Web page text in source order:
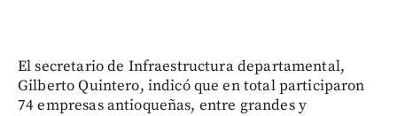
El secretario de Infraestructura departamental,
Gilberto Quintero, indicó que en total participaron
74 empresas antioqueñas, entre grandes y